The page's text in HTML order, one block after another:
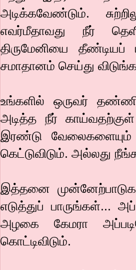
அடிக்கவேண்டும்.
எவர்மீதாவது நீர்
திருமேனியை
சமாதானம் செய்து
உங்களில் ஒருவர்
அடித்த நீர் காய்வதற்குள்
இரண்டு
கெட்டுவிடும். அல்லது
இத்தனை
எடுத்துப் பாருங்கள்...
அழகை கேமரா
கொட்டிவிடும்.